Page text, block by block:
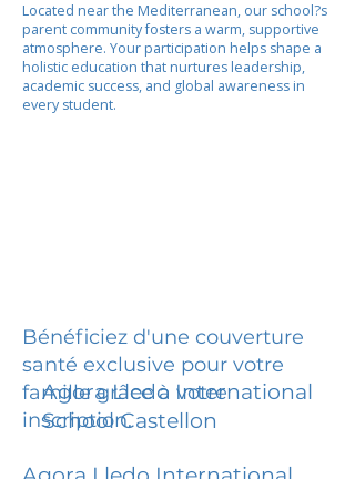
Located near the Mediterranean, our school?s
parent community fosters a warm, supportive
atmosphere. Your participation helps shape a
holistic education that nurtures leadership,
academic success, and global awareness in
every student.
Bénéficiez d'une couverture
santé exclusive pour votre
famille grâce à votre
inscription.
Agora Lledo International
School Castellon